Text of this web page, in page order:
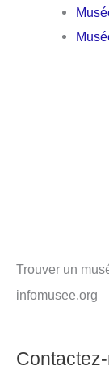
Trouver un
infomusee.org